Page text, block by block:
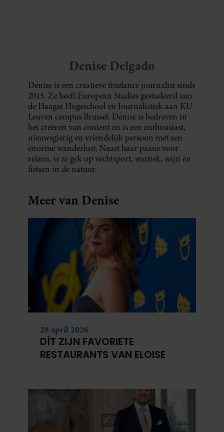
Denise Delgado
Denise is een creatieve freelance journalist sinds
2015. Ze heeft European Studies gestudeerd aan
de Haagse Hogeschool en Journalistiek aan KU
Leuven campus Brussel. Denise is bedreven in
het creëren van content en is een enthousiast,
nieuwsgierig en vriendelijk persoon met een
enorme wanderlust. Naast haar passie voor
reizen, is ze gek op vechtsport, muziek, wijn en
fietsen in de natuur.
Meer van Denise
28 april 2026
DÍT ZIJN FAVORIETE
RESTAURANTS VAN ELOISE